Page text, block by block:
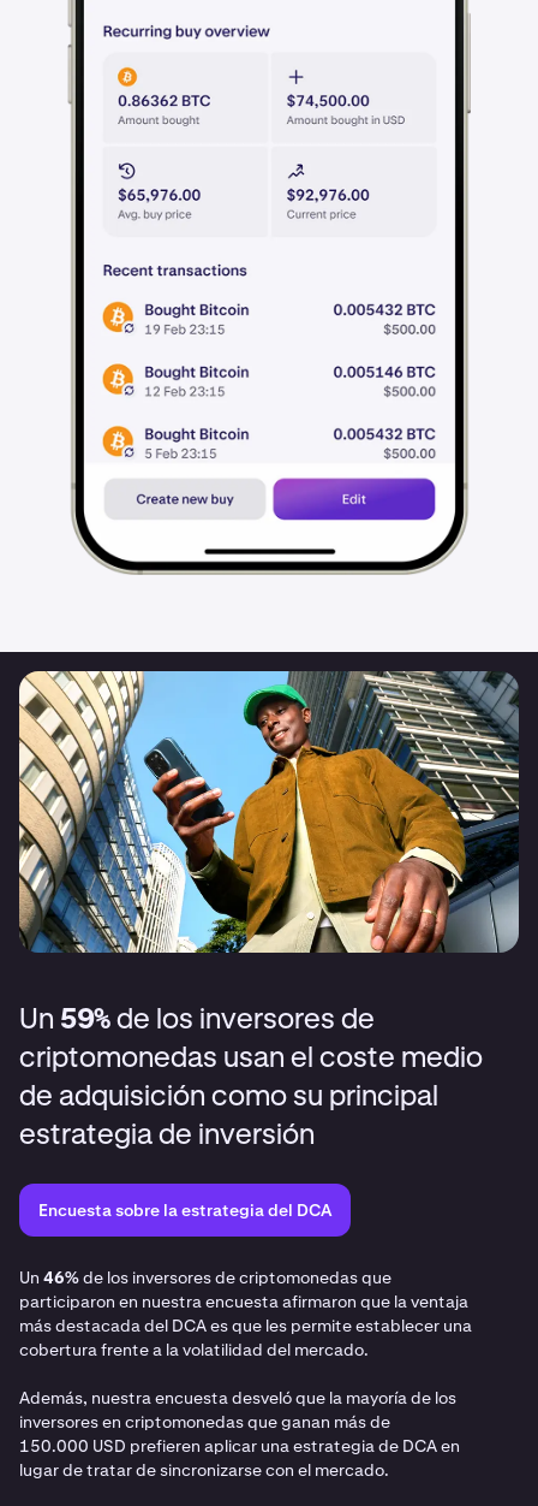
Un 59% de los inversores de
criptomonedas usan el coste medio
de adquisición como su principal
estrategia de inversión
Encuesta sobre la estrategia del DCA
Un 46%de los inversores de criptomonedas que
participaron en nuestra encuesta afirmaron que la ventaja
más destacada del DCA es que les permite establecer una
cobertura frente a la volatilidad del mercado.
Además, nuestra encuesta desveló que la mayoría de los
inversores en criptomonedas que ganan más de
150.000 USD prefieren aplicar una estrategia de DCA en
lugar de tratar de sincronizarse con el mercado.